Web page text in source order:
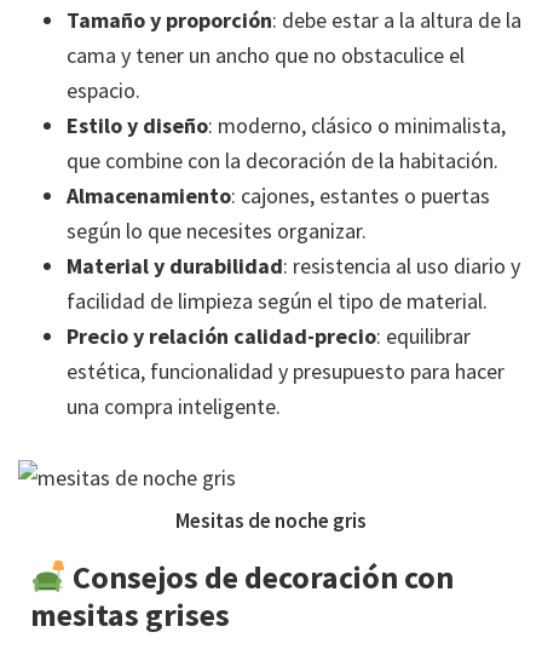
Tamaño y proporción: debe estar a la altura de la
cama y tener un ancho que no obstaculice el
espacio.
Estilo y diseño: moderno, clásico o minimalista,
que combine con la decoración de la habitación.
Almacenamiento: cajones, estantes o puertas
según lo que necesites organizar.
Material y durabilidad: resistencia al uso diario y
facilidad de limpieza según el tipo de material.
Precio y relación calidad-precio: equilibrar
estética, funcionalidad y presupuesto para hacer
una compra inteligente.
Mesitas de noche gris
Consejos de decoración con
mesitas grises